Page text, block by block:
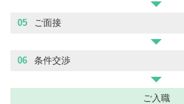
05 ご面接
06 条件交渉
ご入職